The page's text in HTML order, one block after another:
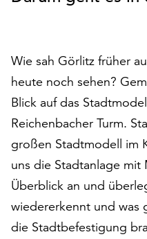
um
alle
Cookies
zu
akzeptieren.
Sie
können
Ihr
Einverständnis
jederzeit
ändern
Wie sah Görlitz früher
heute noch sehen?
Blick auf das
Reichenbacher Turm.
großen Stadtmodell im
uns die Stadtanlage mit
Überblick an und
wiedererkennt und was
die Stadtbefestigung